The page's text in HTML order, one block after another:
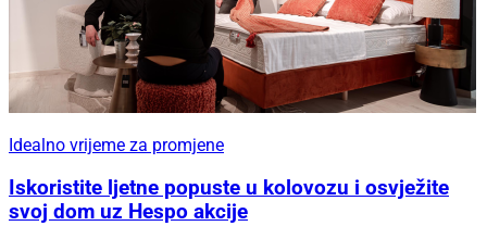
Idealno vrijeme za promjene
Iskoristite ljetne popuste u kolovozu i osvježite
svoj dom uz Hespo akcije